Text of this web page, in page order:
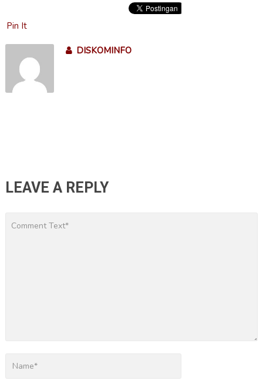
Pin It
DISKOMINFO
LEAVE A REPLY